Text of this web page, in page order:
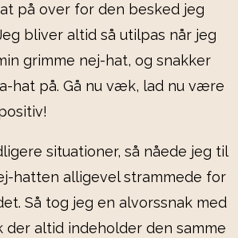
på over for den besked jeg
bliver altid så utilpas når jeg
grimme nej-hat, og snakker
hat på. Gå nu væk, lad nu være
situationer, så nåede jeg til
hatten alligevel strammede for
Så tog jeg en alvorssnak med
der altid indeholder den samme